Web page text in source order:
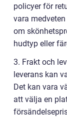
policyer för
vara
om
hudtyp eller
3. Frakt och
leverans kan
Det kan vara
att välja en